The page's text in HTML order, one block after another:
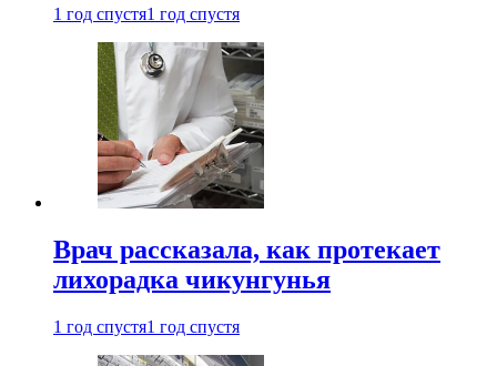
1 год спустя1 год спустя
Врач рассказала, как протекает
лихорадка чикунгунья
1 год спустя1 год спустя